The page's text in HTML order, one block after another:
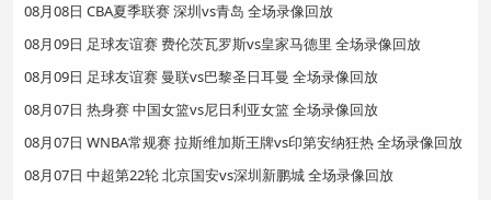
08月08日 CBA夏季联赛 深圳vs青岛 全场录像回放
08月09日 足球友谊赛 费伦茨瓦罗斯vs皇家马德里 全场录像回放
08月09日 足球友谊赛 曼联vs巴黎圣日耳曼 全场录像回放
08月07日 热身赛 中国女篮vs尼日利亚女篮 全场录像回放
08月07日 WNBA常规赛 拉斯维加斯王牌vs印第安纳狂热 全场录像回放
08月07日 中超第22轮 北京国安vs深圳新鹏城 全场录像回放